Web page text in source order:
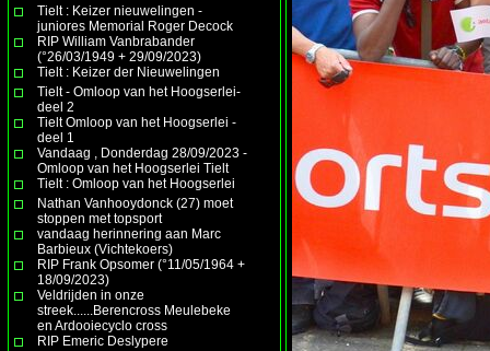
Tielt : Keizer nieuwelingen -
juniores Memorial Roger Decock
RIP William Vanbrabander
(°26/03/1949 + 29/09/2023)
Tielt : Keizer der Nieuwelingen
Tielt - Omloop van het Hoogserlei-
deel 2
Tielt Omloop van het Hoogserlei -
deel 1
Vandaag , Donderdag 28/09/2023 -
Omloop van het Hoogserlei Tielt
Tielt : Omloop van het Hoogserlei
Nathan Vanhooydonck (27) moet
stoppen met topsport
vandaag herinnering aan Marc
Barbieux (Vichtekoers)
RIP Frank Opsomer (°11/05/1964 +
18/09/2023)
Veldrijden in onze
streek......Berencross Meulebeke
en Ardooiecyclo cross
RIP Emeric Deslypere